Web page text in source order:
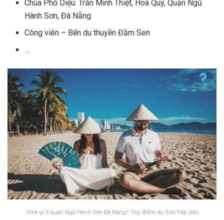
Chùa Phổ Diệu: Trần Minh Thiệt, Hoà Quý, Quận Ngũ
Hành Sơn, Đà Nẵng
Công viên – Bến du thuyền Đầm Sen
…
Chơi gì ở quận Ngũ Hành Sơn Đà Nẵng? Top điểm du lịch hấp dẫn